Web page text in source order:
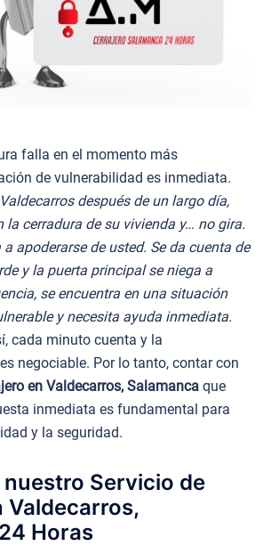
falla en el momento más
de vulnerabilidad es inmediata.
después de un largo día,
la cerradura de su vivienda y… no gira.
apoderarse de usted. Se da cuenta de
y la puerta principal se niega a
se encuentra en una situación
y necesita ayuda inmediata.
cada minuto cuenta y la
negociable. Por lo tanto, contar con
en Valdecarros, Salamanca que
inmediata es fundamental para
y la seguridad.
Servicio de
Valdecarros,
Horas